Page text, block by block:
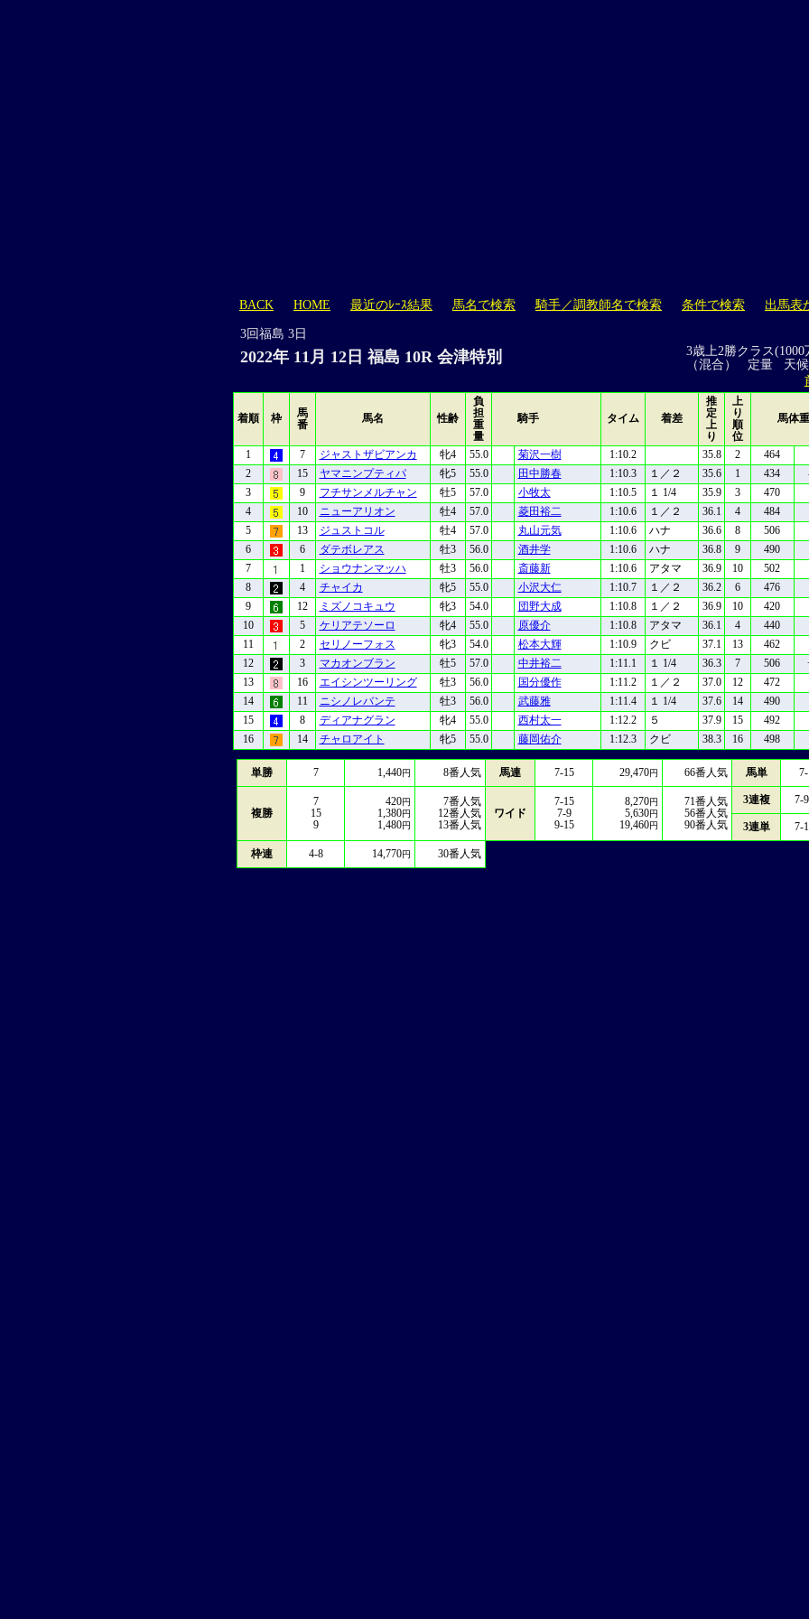
BACK HOME 最近のﾚｰｽ結果 馬名で検索 騎手／調教師名で検索 条件で検索 出馬表
3回福島 3日
2022年 11月 12日 福島 10R 会津特別
3歳上2勝クラス
（混合） 定量 天
着順 枠
馬
番
馬名 性齢
負
担
重
量
騎手 タイム 着差
推
定
上
り
上
り
順
位
馬体重
1
7 ジャストザビアンカ 牝4 55.0 菊沢一樹 1:10.2 35.8 2 464
2
15 ヤマニンプティパ 牝5 55.0 田中勝春 1:10.3 １／２ 35.6 1 434
3
9 フチサンメルチャン 牡5 57.0 小牧太 1:10.5 １ 1/4 35.9 3 470
4
10 ニューアリオン 牡4 57.0 菱田裕二 1:10.6 １／２ 36.1 4 484
5
13 ジュストコル 牡4 57.0 丸山元気 1:10.6 ハナ 36.6 8 506
6
6 ダテボレアス 牡3 56.0 酒井学 1:10.6 ハナ 36.8 9 490
7
1 ショウナンマッハ 牡3 56.0 斎藤新 1:10.6 アタマ 36.9 10 502
8
4 チャイカ 牝5 55.0 小沢大仁 1:10.7 １／２ 36.2 6 476
9
12 ミズノコキュウ 牝3 54.0 団野大成 1:10.8 １／２ 36.9 10 420
10
5 ケリアテソーロ 牝4 55.0 原優介 1:10.8 アタマ 36.1 4 440
11
2 セリノーフォス 牝3 54.0 松本大輝 1:10.9 クビ 37.1 13 462
12
3 マカオンブラン 牡5 57.0 中井裕二 1:11.1 １ 1/4 36.3 7 506
13
16 エイシンツーリング 牡3 56.0 国分優作 1:11.2 １／２ 37.0 12 472
14
11 ニシノレバンテ 牡3 56.0 武藤雅 1:11.4 １ 1/4 37.6 14 490
15
8 ディアナグラン 牝4 55.0 西村太一 1:12.2 ５ 37.9 15 492
16
14 チャロアイト 牝5 55.0 藤岡佑介 1:12.3 クビ 38.3 16 498
単勝 7 1,440円 8番人気 馬連 7-15 29,470円 66番人気 馬単
複勝
7
15
9
420円
1,380円
1,480円
7番人気
12番人気
13番人気
ワイド
7-15
7-9
9-15
8,270円
5,630円
19,460円
71番人気
56番人気
90番人気
3連複 7-
3連単 7-
枠連 4-8 14,770円 30番人気